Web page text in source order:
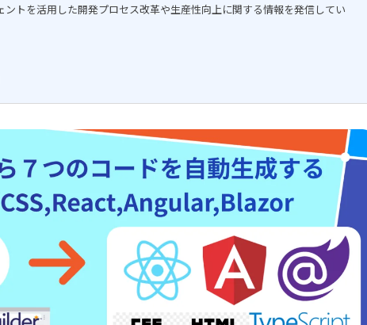
ントを活用した開発プロセス改革や生産性向上に関する情報を発信してい